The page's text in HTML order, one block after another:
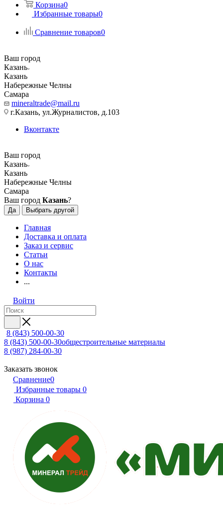
Корзина0
Избранные товары0
Сравнение товаров0
Ваш город
Казань
Казань
Набережные Челны
Самара
mineraltrade@mail.ru
г.Казань, ул.Журналистов, д.103
Вконтакте
Ваш город
Казань
Казань
Набережные Челны
Самара
Ваш город Казань?
Да Выбрать другой
Главная
Доставка и оплата
Заказ и сервис
Статьи
О нас
Контакты
...
Войти
8 (843) 500-00-30
8 (843) 500-00-30общестроительные материалы
8 (987) 284-00-30
Заказать звонок
Сравнение0
Избранные товары 0
Корзина 0